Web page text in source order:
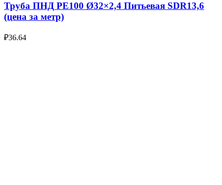
Труба ПНД РЕ100 Ø32×2,4 Питьевая SDR13,6
(цена за метр)
₽36.64